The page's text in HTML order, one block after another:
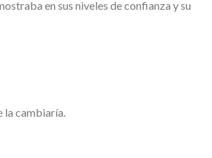
en sus niveles de confianza y su
la cambiaría.